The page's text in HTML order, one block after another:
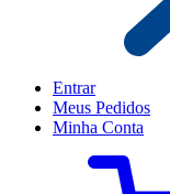
Entrar
Meus Pedidos
Minha Conta